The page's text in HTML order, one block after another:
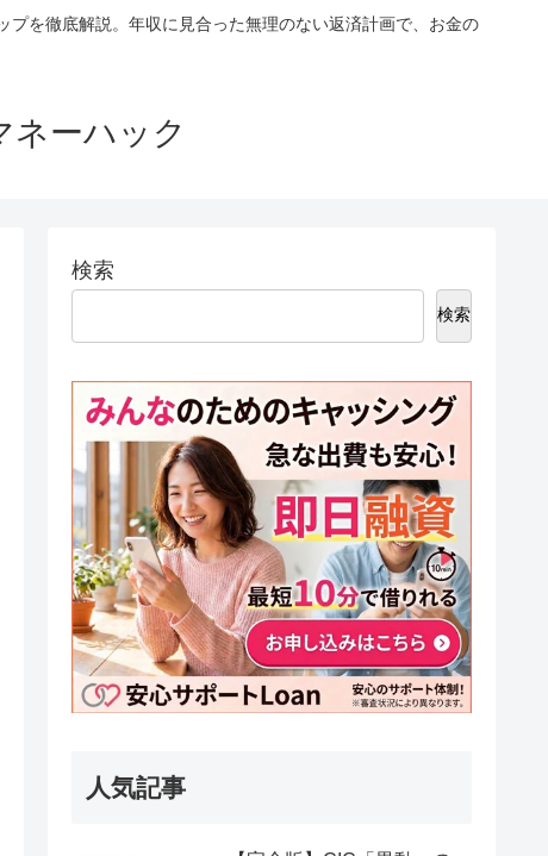
を徹底解説。年収に見合った無理のない返済計画で、お金の
ネーハック
検索
検索
人気記事